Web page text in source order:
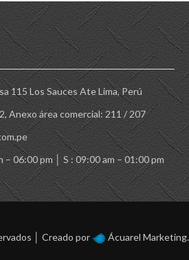
115 Los Sauces Ate Lima, Perú
, Anexo área comercial: 211 / 207
– 06:00 pm │ S : 09:00 am – 01:00 pm
│ Creado por Ácuarel Marketing.